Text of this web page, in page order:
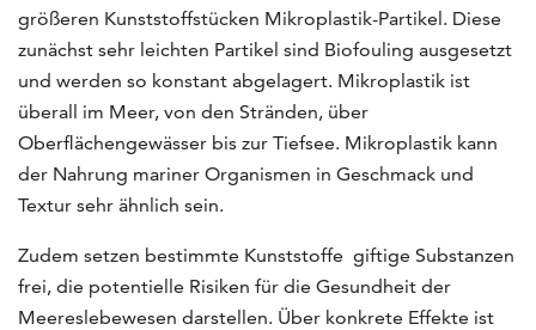
größeren Kunststoffstücken Mikroplastik-Partikel. Diese
zunächst sehr leichten Partikel sind Biofouling ausgesetzt
und werden so konstant abgelagert. Mikroplastik ist
überall im Meer, von den Stränden, über
Oberflächengewässer bis zur Tiefsee. Mikroplastik kann
der Nahrung mariner Organismen in Geschmack und
Textur sehr ähnlich sein.
Zudem setzen bestimmte Kunststoffe giftige Substanzen
frei, die potentielle Risiken für die Gesundheit der
Meereslebewesen darstellen. Über konkrete Effekte ist